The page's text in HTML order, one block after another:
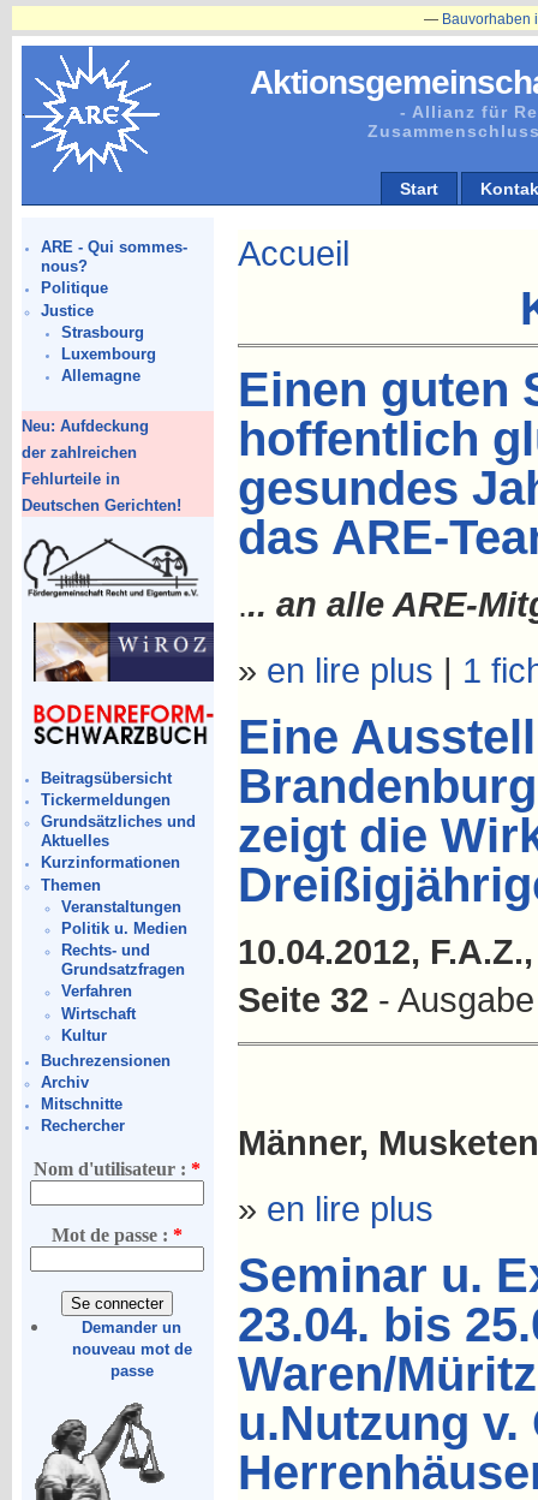
- Allianz für
Start
ARE - Qui sommes-
nous?
Politique
Justice
Strasbourg
Luxembourg
Allemagne
Neu: Aufdeckung
der zahlreichen
Fehlurteile in
Deutschen Gerichten!
Beitragsübersicht
Tickermeldungen
Grundsätzliches und
Aktuelles
Kurzinformationen
Themen
Veranstaltungen
Politik u. Medien
Rechts- und
Grundsatzfragen
Verfahren
Wirtschaft
Kultur
Buchrezensionen
Archiv
Mitschnitte
Rechercher
Nom d'utilisateur :*
Mot de passe :*
Demander un
nouveau mot de
passe
Bauvorhaben in Plänitz
Accueil
Einen guten
hoffentlich
gesundes
das ARE-
... an alle ARE-
» en lire plus | 1
Eine
zeigt die
10.04.2012,
Seite 32 -
Männer,
» en lire plus
Seminar u.
23.04. bis
Waren/
u.Nutzung v.